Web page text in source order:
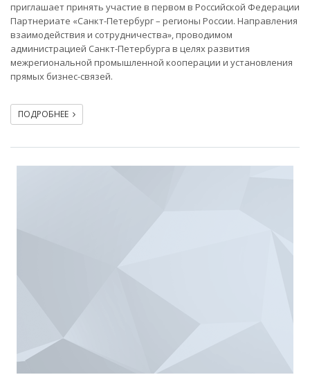
приглашает принять участие в первом в Российской Федерации
Партнериате «Санкт-Петербург – регионы России. Направления
взаимодействия и сотрудничества», проводимом
администрацией Санкт-Петербурга в целях развития
межрегиональной промышленной кооперации и установления
прямых бизнес-связей.
ПОДРОБНЕЕ